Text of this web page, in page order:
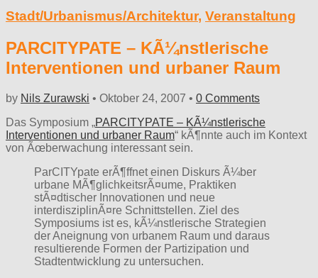
Stadt/Urbanismus/Architektur, Veranstaltung
PARCITYPATE – KÃ¼nstlerische
Interventionen und urbaner Raum
by Nils Zurawski • Oktober 24, 2007 • 0 Comments
Das Symposium „PARCITYPATE – KÃ¼nstlerische
Interventionen und urbaner Raum“ kÃ¶nnte auch im Kontext
von Ãœberwachung interessant sein.
ParCITYpate erÃ¶ffnet einen Diskurs Ã¼ber
urbane MÃ¶glichkeitsrÃ¤ume, Praktiken
stÃ¤dtischer Innovationen und neue
interdisziplinÃ¤re Schnittstellen. Ziel des
Symposiums ist es, kÃ¼nstlerische Strategien
der Aneignung von urbanem Raum und daraus
resultierende Formen der Partizipation und
Stadtentwicklung zu untersuchen.